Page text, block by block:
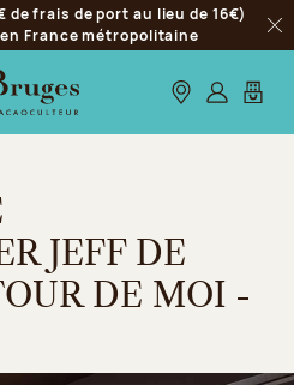
frais de port au lieu de 16€)
France métropolitaine
Nos boutiques
S’identifier
Mon
JEFF DE
DE MOI -